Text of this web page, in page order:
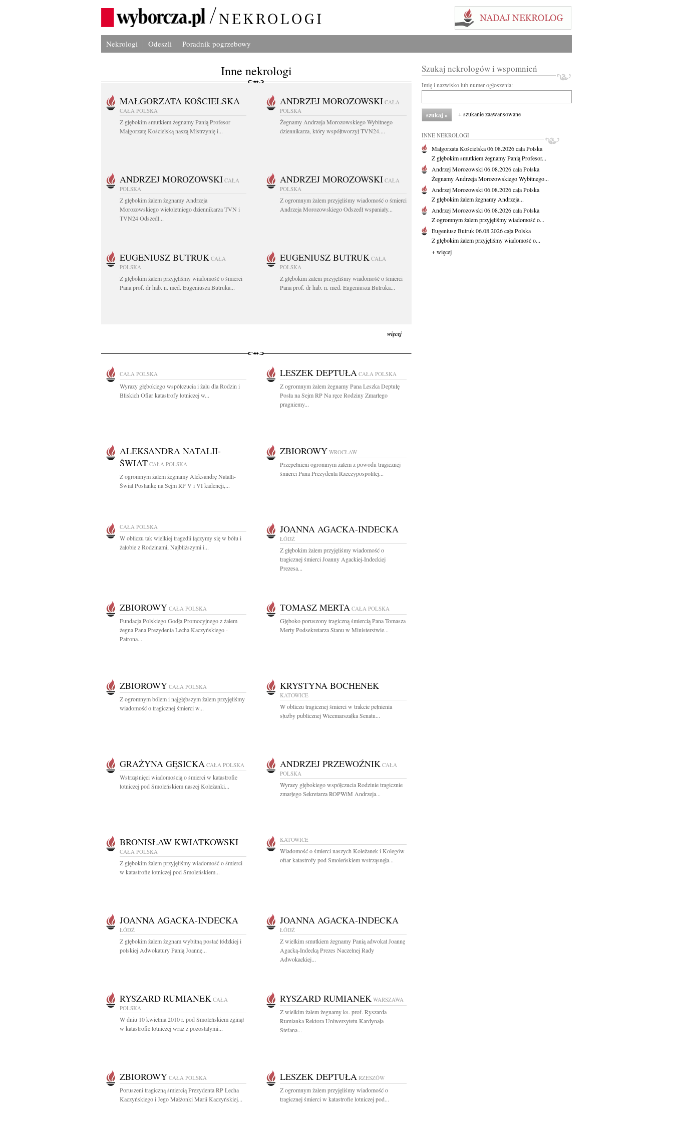
Nekrologi Odeszli Poradnik pogrzebowy
Inne nekrologi
MAŁGORZATA KOŚCIELSKA
CAŁA POLSKA
Z głębokim smutkiem żegnamy Panią Profesor
Małgorzatę Kościelską naszą Mistrzynię i...
ANDRZEJ MOROZOWSKI CAŁA
POLSKA
Żegnamy Andrzeja Morozowskiego Wybitnego
dziennikarza, który współtworzył TVN24....
ANDRZEJ MOROZOWSKI CAŁA
POLSKA
Z głębokim żalem żegnamy Andrzeja
Morozowskiego wieloletniego dziennikarza TVN i
TVN24 Odszedł...
ANDRZEJ MOROZOWSKI CAŁA
POLSKA
Z ogromnym żalem przyjęliśmy wiadomość o śmierci
Andrzeja Morozowskiego Odszedł wspaniały...
EUGENIUSZ BUTRUK CAŁA
POLSKA
Z głębokim żalem przyjęliśmy wiadomość o śmierci
Pana prof. dr hab. n. med. Eugeniusza Butruka...
EUGENIUSZ BUTRUK CAŁA
POLSKA
Z głębokim żalem przyjęliśmy wiadomość o śmierci
Pana prof. dr hab. n. med. Eugeniusza Butruka...
więcej
CAŁA POLSKA
Wyrazy głębokiego współczucia i żalu dla Rodzin i
Bliskich Ofiar katastrofy lotniczej w...
LESZEK DEPTUŁA CAŁA POLSKA
Z ogromnym żalem żegnamy Pana Leszka Deptułę
Posła na Sejm RP Na ręce Rodziny Zmarłego
pragniemy...
ALEKSANDRA NATALII-
ŚWIAT CAŁA POLSKA
Z ogromnym żalem żegnamy Aleksandrę Natalli-
Świat Posłankę na Sejm RP V i VI kadencji,...
ZBIOROWY WROCŁAW
Przepełnieni ogromnym żalem z powodu tragicznej
śmierci Pana Prezydenta Rzeczypospolitej...
CAŁA POLSKA
W obliczu tak wielkiej tragedii łączymy się w bólu i
żałobie z Rodzinami, Najbliższymi i...
JOANNA AGACKA-INDECKA
ŁÓDŹ
Z głębokim żalem przyjęliśmy wiadomość o
tragicznej śmierci Joanny Agackiej-Indeckiej
Prezesa...
ZBIOROWY CAŁA POLSKA
Fundacja Polskiego Godła Promocyjnego z żalem
żegna Pana Prezydenta Lecha Kaczyńskiego -
Patrona...
TOMASZ MERTA CAŁA POLSKA
Głęboko poruszony tragiczną śmiercią Pana Tomasza
Merty Podsekretarza Stanu w Ministerstwie...
ZBIOROWY CAŁA POLSKA
Z ogromnym bólem i najgłębszym żalem przyjęliśmy
wiadomość o tragicznej śmierci w...
KRYSTYNA BOCHENEK
KATOWICE
W obliczu tragicznej śmierci w trakcie pełnienia
służby publicznej Wicemarszałka Senatu...
GRAŻYNA GĘSICKA CAŁA POLSKA
Wstrząśnięci wiadomością o śmierci w katastrofie
lotniczej pod Smoleńskiem naszej Koleżanki...
ANDRZEJ PRZEWOŹNIK CAŁA
POLSKA
Wyrazy głębokiego współczucia Rodzinie tragicznie
zmarłego Sekretarza ROPWiM Andrzeja...
BRONISŁAW KWIATKOWSKI
CAŁA POLSKA
Z głębokim żalem przyjęliśmy wiadomość o śmierci
w katastrofie lotniczej pod Smoleńskiem...
KATOWICE
Wiadomość o śmierci naszych Koleżanek i Kolegów
ofiar katastrofy pod Smoleńskiem wstrząsnęła...
JOANNA AGACKA-INDECKA
ŁÓDŹ
Z głębokim żalem żegnam wybitną postać łódzkiej i
polskiej Adwokatury Panią Joannę...
JOANNA AGACKA-INDECKA
ŁÓDŹ
Z wielkim smutkiem żegnamy Panią adwokat Joannę
Agacką-Indecką Prezes Naczelnej Rady
Adwokackiej...
RYSZARD RUMIANEK CAŁA
POLSKA
W dniu 10 kwietnia 2010 r. pod Smoleńskiem zginął
w katastrofie lotniczej wraz z pozostałymi...
RYSZARD RUMIANEK WARSZAWA
Z wielkim żalem żegnamy ks. prof. Ryszarda
Rumianka Rektora Uniwersytetu Kardynała
Stefana...
ZBIOROWY CAŁA POLSKA
Poruszeni tragiczną śmiercią Prezydenta RP Lecha
Kaczyńskiego i Jego Małżonki Marii Kaczyńskiej...
LESZEK DEPTUŁA RZESZÓW
Z ogromnym żalem przyjęliśmy wiadomość o
tragicznej śmierci w katastrofie lotniczej pod...
Szukaj nekrologów i wspomnień
Imię i nazwisko lub numer ogłoszenia:
+ szukanie zaawansowane
INNE NEKROLOGI
Małgorzata Kościelska06.08.2026cała Polska
Z głębokim smutkiem żegnamy Panią Profesor...
Andrzej Morozowski06.08.2026cała Polska
Żegnamy Andrzeja Morozowskiego Wybitnego...
Andrzej Morozowski06.08.2026cała Polska
Z głębokim żalem żegnamy Andrzeja...
Andrzej Morozowski06.08.2026cała Polska
Z ogromnym żalem przyjęliśmy wiadomość o...
Eugeniusz Butruk06.08.2026cała Polska
Z głębokim żalem przyjęliśmy wiadomość o...
+ więcej